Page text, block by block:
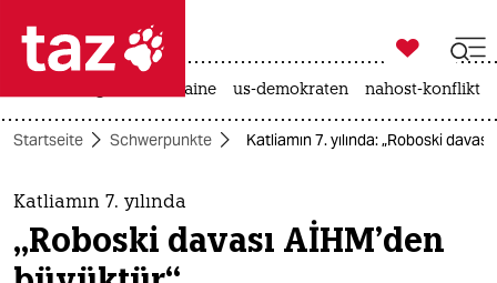
 taz zahl ich
taz zahl ich
themen
politik

taz zahl ich
krieg in der ukraine us-demokraten nahost-konflikt
Startseite Schwerpunkte Katliamın 7. yılında: „Roboski
Katliamın 7. yılında
„Roboski davası AİHM’den